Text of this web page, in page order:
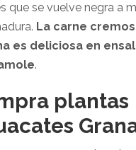
que se vuelve negra a
La carne
es deliciosa en
.
plantas